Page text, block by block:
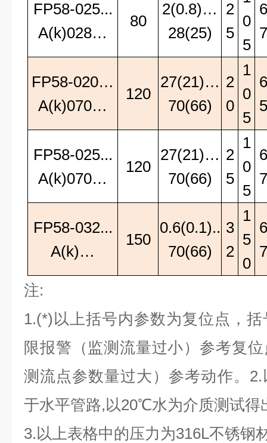
FP58-025...
A(k)028…
80
2(0.8)…
28(25)
2
5
0
5
6
7
FP58-020…
A(k)070…
120
27(21)…
70(66)
2
0
1
0
5
6
5
FP58-025...
A(k)070…
120
27(21)…
70(66)
2
5
1
0
5
6
7
FP58-032...
A(k)…
150
0.6(0.1)..
70(66)
3
2
1
5
0
6
7
注:
1.(*)以上括号内参数为复位点，
限报警（监测流量过小）参考复
测流点参数量过大）参考动作。 2.
于水平管路,以20℃水为介质测试得
3.以上表格中的压力为316L不锈钢